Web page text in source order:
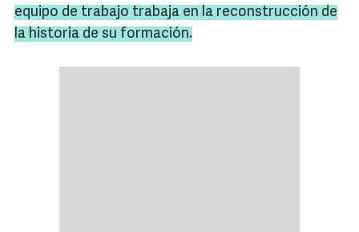
equipo de trabajo trabaja en la reconstrucción de
la historia de su formación.